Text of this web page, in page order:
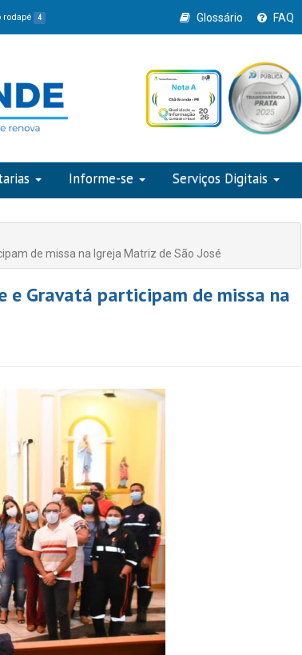
rodapé 4 Glossário FAQ
Informe-se Serviços Digitais
de missa na Igreja Matriz de São José
e Gravatá participam de missa na